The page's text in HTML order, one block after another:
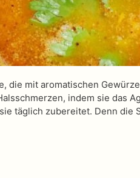
die mit aromatischen
indem sie das
täglich zubereitet. Denn die